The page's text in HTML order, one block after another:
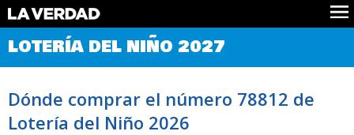
Comprobar Loteria del Niño
Premios
Noticias
Datos
LOTERÍA DEL NIÑO 2027
Dónde comprar el número 78812 de
Lotería del Niño 2026